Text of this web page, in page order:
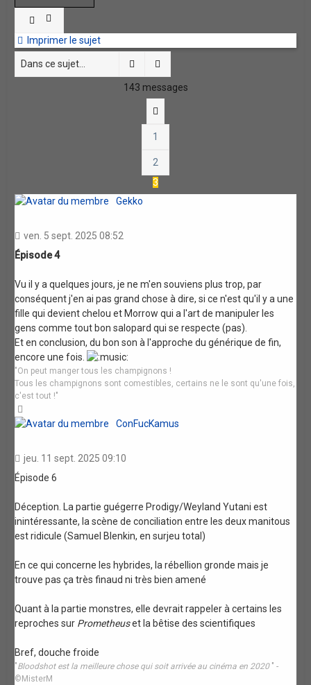
Imprimer le sujet
Rechercher
143 messages
1
2
3
Gekko
ven. 5 sept. 2025 08:52
Épisode 4
Vu il y a quelques jours, je ne m'en souviens plus trop, par
conséquent j'en ai pas grand chose à dire, si ce n'est qu'il y a une
fille qui devient chelou et Morrow qui a l'art de manipuler les
gens comme tout bon salopard qui se respecte (pas).
Et en conclusion, du bon son à l'approche du générique de fin,
encore une fois.
"On peut manger tous les champignons !
Tous les champignons sont comestibles, certains ne le sont qu'une fois,
c'est tout !"
ConFucKamus
jeu. 11 sept. 2025 09:10
Épisode 6
Déception. La partie guégerre Prodigy/Weyland Yutani est
inintéressante, la scène de conciliation entre les deux manitous
est ridicule (Samuel Blenkin, en surjeu total)
En ce qui concerne les hybrides, la rébellion gronde mais je
trouve pas ça très finaud ni très bien amené
Quant à la partie monstres, elle devrait rappeler à certains les
reproches sur Prometheuset la bêtise des scientifiques
Bref, douche froide
"Bloodshot est la meilleure chose qui soit arrivée au cinéma en 2020 " -
©MisterM